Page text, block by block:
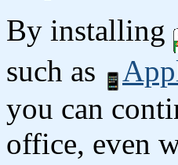
By installing
such as
you can
office, even